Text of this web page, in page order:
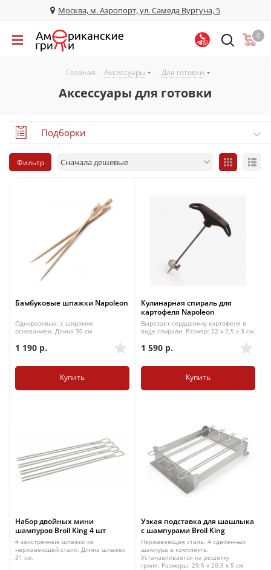
Москва, м. Аэропорт, ул. Самеда Вургуна, 5
0
Главная - Аксессуары - Для готовки
Аксессуары для готовки
Подборки
Фильтр
Бамбуковые шпажки Napoleon
Одноразовые, с широким
основанием. Длина 30 см
1 190 р.
Купить
Кулинарная спираль для
картофеля Napoleon
Вырезает сердцевину картофеля в
виде спирали. Размер: 22 x 2,5 х 3 см
1 590 р.
Купить
Набор двойных мини
шампуров Broil King 4 шт
4 заостренные шпажки из
нержавеющей стали. Длина шпажек
31 см.
Узкая подставка для шашлыка
с шампурами Broil King
Нержавеющая сталь. 4 сдвоенных
шампура в комплекте.
Устанавливается на решетку
гриля. Размеры: 29,5 x 20,5 x 5 см